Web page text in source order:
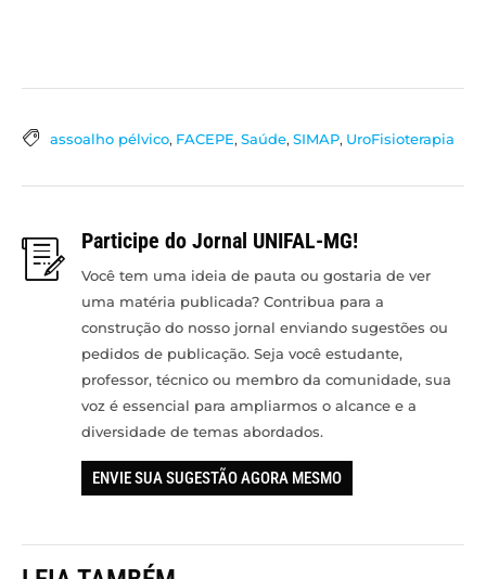
assoalho pélvico, FACEPE, Saúde, SIMAP, UroFisioterapia
Participe do Jornal UNIFAL-MG!
Você tem uma ideia de pauta ou gostaria de ver
uma matéria publicada? Contribua para a
construção do nosso jornal enviando sugestões ou
pedidos de publicação. Seja você estudante,
professor, técnico ou membro da comunidade, sua
voz é essencial para ampliarmos o alcance e a
diversidade de temas abordados.
ENVIE SUA SUGESTÃO AGORA MESMO